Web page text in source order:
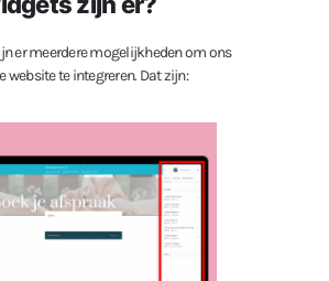
er meerdere mogelijkheden om ons
te integreren. Dat zijn: